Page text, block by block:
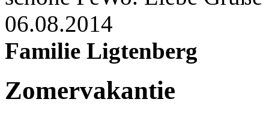
06.08.2014
Familie Ligtenberg
Zomervakantie